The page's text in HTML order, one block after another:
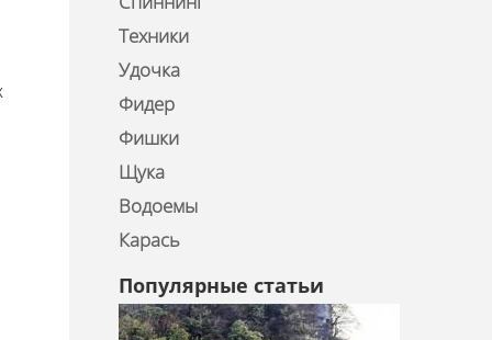
Техники
Удочка
Фидер
Фишки
Щука
Водоемы
Карась
Популярные статьи